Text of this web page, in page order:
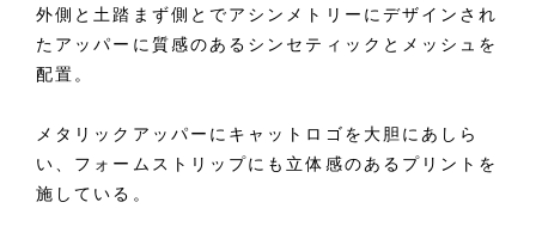
外側と土踏まず側とでアシンメトリーにデザインされ
たアッパーに質感のあるシンセティックとメッシュを
配置。
メタリックアッパーにキャットロゴを大胆にあしら
い、フォームストリップにも立体感のあるプリントを
施している。